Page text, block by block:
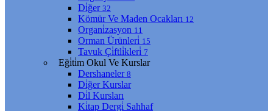
Di̇ğer 32
Kömür Ve Maden Ocakları 12
Organi̇zasyon 11
Orman Ürünleri̇ 15
Tavuk Çi̇ftli̇kleri̇ 7
Eği̇ti̇m Okul Ve Kurslar
Dershaneler 8
Di̇ğer Kurslar
Di̇l Kursları
Ki̇tap Dergi̇ Sahhaf